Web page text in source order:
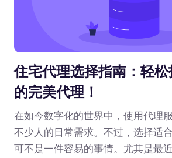
住宅代理选择指南：轻
的完美代理！
在如今数字化的世界中，使用代理
不少人的日常需求。不过，选择适
可不是一件容易的事情。尤其是最